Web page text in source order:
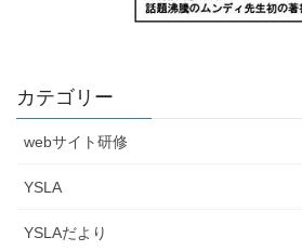
カテゴリー
webサイト研修
YSLA
YSLAだより